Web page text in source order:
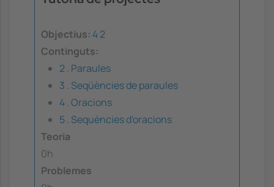
Objectius: 42
Continguts:
2 . Paraules
3 . Seqüències de paraules
4 . Oracions
5 . Sequències d'oracions
Teoria
0h
Problemes